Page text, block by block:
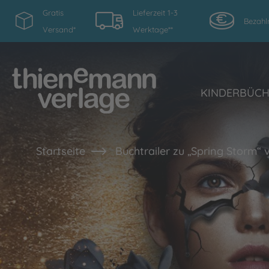
Gratis
Versand*
Lieferzeit 1-3
Werktage**
Startseite Buchtrailer zu „Spring